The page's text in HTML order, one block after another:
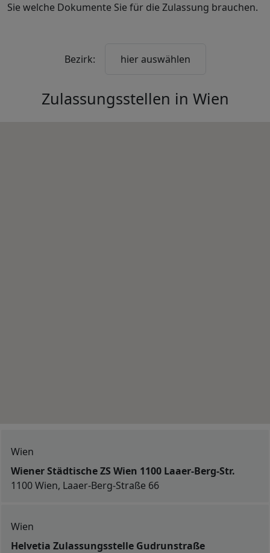
Sie welche Dokumente Sie für die Zulassung brauchen.
Bezirk: hier auswählen
Zulassungsstellen in Wien
Wien
Wiener Städtische ZS Wien 1100 Laaer-Berg-Str.
1100 Wien, Laaer-Berg-Straße 66
Wien
Helvetia Zulassungsstelle Gudrunstraße